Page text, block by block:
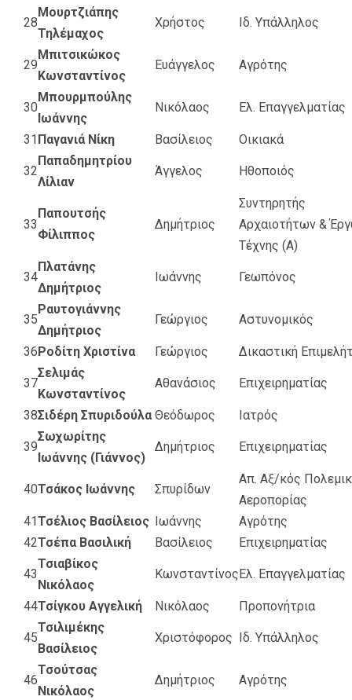
28
Μουρτζιάπης
Τηλέμαχος
Χρήστος Ιδ. Υπάλληλος
29
Μπιτσικώκος
Κωνσταντίνος
Ευάγγελος Αγρότης
30
Μπουρμπούλης
Ιωάννης
Νικόλαος Ελ. Επαγγελματίας
31Παγανιά Νίκη Βασίλειος Οικιακά
32
Παπαδημητρίου
Λίλιαν
Άγγελος Ηθοποιός
33
Παπουτσής
Φίλιππος
Δημήτριος
Συντηρητής
Αρχαιοτήτων &
Τέχνης (Α)
34
Πλατάνης
Δημήτριος
Ιωάννης Γεωπόνος
35
Ραυτογιάννης
Δημήτριος
Γεώργιος Αστυνομικός
36Ροδίτη Χριστίνα Γεώργιος Δικαστική
37
Σελιμάς
Κωνσταντίνος
Αθανάσιος Επιχειρηματίας
38Σιδέρη Σπυριδούλα Θεόδωρος Ιατρός
39
Σωχωρίτης
Ιωάννης (Γιάννος)
Δημήτριος Επιχειρηματίας
40Τσάκος Ιωάννης Σπυρίδων
Απ. Αξ/κός
Αεροπoρίας
41Τσέλιος Βασίλειος Ιωάννης
Αγρότης
42Τσέπα Βασιλική Βασίλειος Επιχειρηματίας
43
Τσιαβίκος
Νικόλαος
ΚωνσταντίνοςΕλ. Επαγγελματίας
44Τσίγκου Αγγελική Νικόλαος Προπονήτρια
45
Τσιλιμέκης
Βασίλειος
Χριστόφορος Ιδ. Υπάλληλος
46
Τσούτσας
Νικόλαος
Δημήτριος Αγρότης